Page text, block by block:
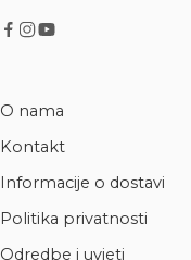
O nama
Kontakt
Informacije o dostavi
Politika privatnosti
Odredbe i uvjeti